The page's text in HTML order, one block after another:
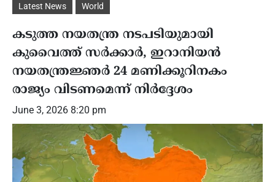
Latest News World
കടുത്ത നയതന്ത്ര നടപടിയുമായി
കുവൈത്ത് സർക്കാർ, ഇറാനിയൻ
നയതന്ത്രജ്ഞർ 24 മണിക്കൂറിനകം
രാജ്യം വിടണമെന്ന് നിർദ്ദേശം
June 3, 2026 8:20 pm